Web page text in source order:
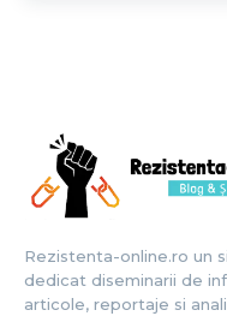
Rezistenta-online.ro un
dedicat diseminarii de
articole, reportaje si